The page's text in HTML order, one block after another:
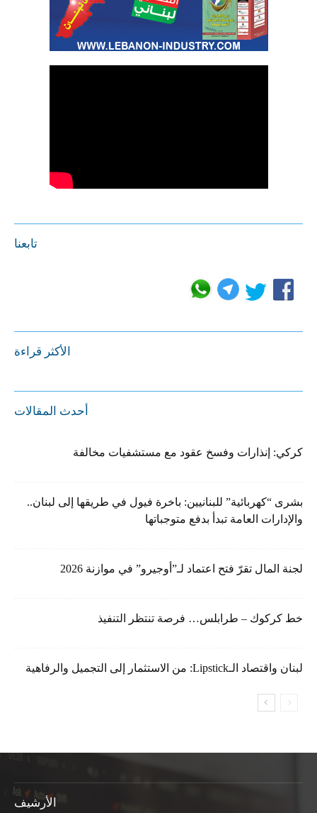
تابعنا
الأكثر قراءة
أحدث المقالات
كركي: إنذارات وفسخ عقود مع مستشفيات مخالفة
بشرى “كهربائية” للبنانيين: باخرة فيول في طريقها إلى لبنان..
والإدارات العامة تبدأ بدفع متوجباتها
لجنة المال تقرّ فتح اعتماد لـ”أوجيرو” في موازنة 2026
خط كركوك – طرابلس… فرصة تنتظر التنفيذ
لبنان واقتصاد الـLipstick: من الاستثمار إلى التجميل والرفاهية
الأرشيف